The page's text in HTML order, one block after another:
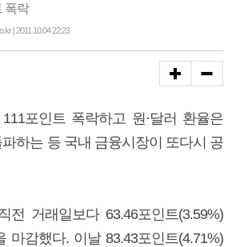
폭락
| 2011.10.04 22:23
포인트 폭락하고 원·달러 환율은
하는 등 국내 금융시장이 또다시 공
전 거래일보다 63.46포인트(3.59%)
마감했다. 이날 83.43포인트(4.71%)